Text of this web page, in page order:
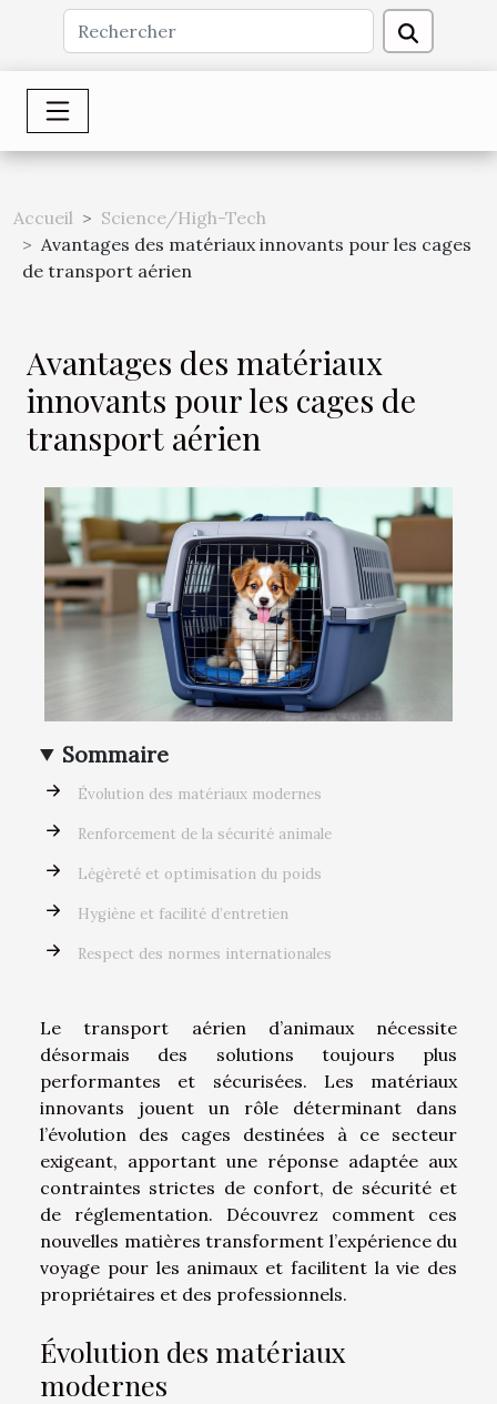
Accueil
Science/High-Tech
Avantages des matériaux innovants pour les cages
de transport aérien
Avantages des matériaux
innovants pour les cages de
transport aérien
Sommaire
Évolution des matériaux modernes
Renforcement de la sécurité animale
Légèreté et optimisation du poids
Hygiène et facilité d’entretien
Respect des normes internationales
Le transport aérien d’animaux nécessite
désormais des solutions toujours plus
performantes et sécurisées. Les matériaux
innovants jouent un rôle déterminant dans
l’évolution des cages destinées à ce secteur
exigeant, apportant une réponse adaptée aux
contraintes strictes de confort, de sécurité et
de réglementation. Découvrez comment ces
nouvelles matières transforment l’expérience du
voyage pour les animaux et facilitent la vie des
propriétaires et des professionnels.
Évolution des matériaux
modernes